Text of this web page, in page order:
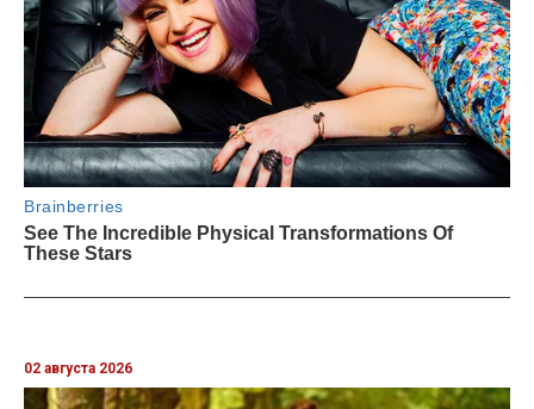
02 августа 2026